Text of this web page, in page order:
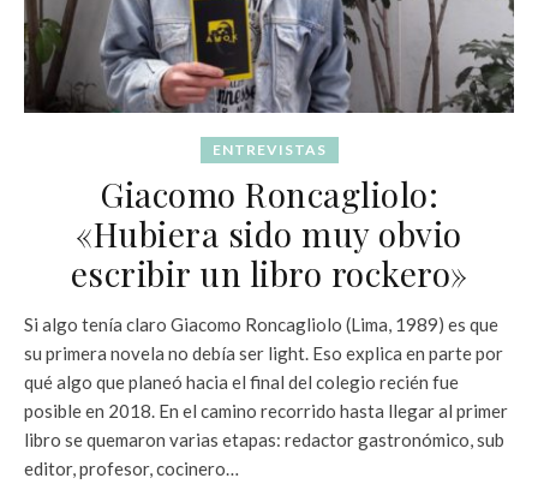
ENTREVISTAS
Giacomo Roncagliolo:
«Hubiera sido muy obvio
escribir un libro rockero»
Si algo tenía claro Giacomo Roncagliolo (Lima, 1989) es que
su primera novela no debía ser light. Eso explica en parte por
qué algo que planeó hacia el final del colegio recién fue
posible en 2018. En el camino recorrido hasta llegar al primer
libro se quemaron varias etapas: redactor gastronómico, sub
editor, profesor, cocinero…